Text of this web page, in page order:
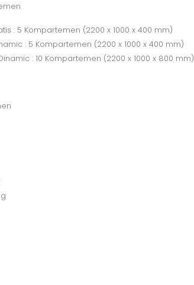
: 5 Kompartemen (2200 x 1000 x 400 mm)
: 5 Kompartemen (2200 x 1000 x 400 mm)
: 10 Kompartemen (2200 x 1000 x 800 mm)